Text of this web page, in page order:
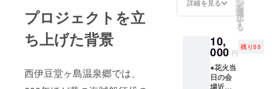
プロジェクトを立
ち上げた背景
西伊豆堂ヶ島温泉郷では、
をお送
りさせ
だきま
す。 当
日、観
光協会
前にて
詳細を見る ン
を
選
択
す
る
10,
000 円
残り55
●花火当
日の会
場近く